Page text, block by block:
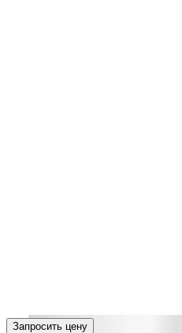
Запросить цену